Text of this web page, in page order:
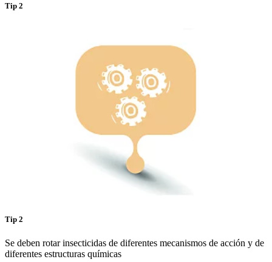
Tip 2
Tip 2
Se deben rotar insecticidas de diferentes mecanismos de acción y de
diferentes estructuras químicas